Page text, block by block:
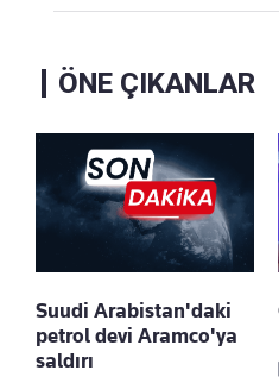
ÖNE ÇIKANLAR
Suudi Arabistan'daki
petrol devi Aramco'ya
saldırı